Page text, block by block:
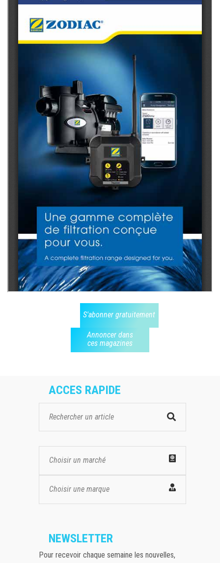
S'abonner gratuitement
Annoncer dans
ces magazines
ACCES RAPIDE
Choisir un marché
Choisir une marque
NEWSLETTER
Pour recevoir chaque semaine les nouvelles,